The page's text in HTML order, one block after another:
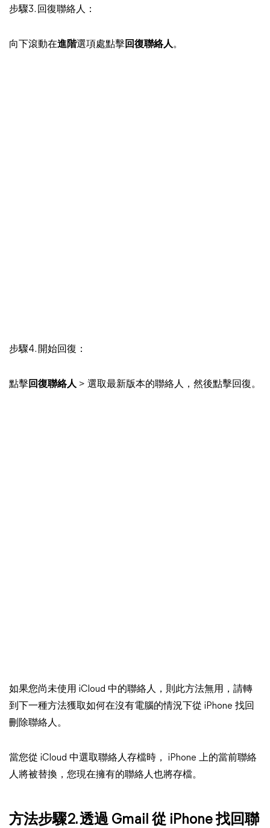
步驟3. 回復聯絡人：
向下滾動在進階選項處點擊回復聯絡人。
步驟4. 開始回復：
點擊回復聯絡人 > 選取最新版本的聯絡人，然後點擊回復。
如果您尚未使用 iCloud 中的聯絡人，則此方法無用，請轉
到下一種方法獲取如何在沒有電腦的情況下從 iPhone 找回
刪除聯絡人。
當您從 iCloud 中選取聯絡人存檔時， iPhone 上的當前聯絡
人將被替換，您現在擁有的聯絡人也將存檔。
方法步驟2. 透過 Gmail 從 iPhone 找回聯